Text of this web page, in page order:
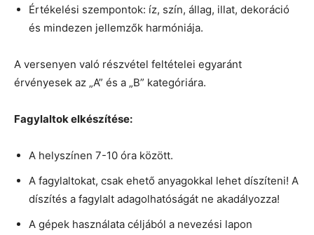
Értékelési szempontok: íz, szín, állag, illat, dekoráció
és mindezen jellemzők harmóniája.
A versenyen való részvétel feltételei egyaránt
érvényesek az „A” és a „B” kategóriára.
Fagylaltok elkészítése:
A helyszínen 7-10 óra között.
A fagylaltokat, csak ehető anyagokkal lehet díszíteni! A
díszítés a fagylalt adagolhatóságát ne akadályozza!
A gépek használata céljából a nevezési lapon